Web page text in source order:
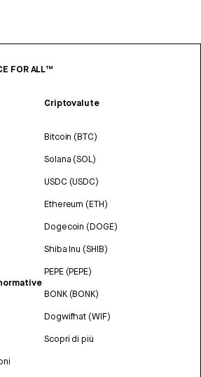
FOR ALL™
Criptovalute
Bitcoin (BTC)
Solana (SOL)
USDC (USDC)
Ethereum (ETH)
Dogecoin (DOGE)
Shiba Inu (SHIB)
PEPE (PEPE)
BONK (BONK)
Dogwifhat (WIF)
Scopri di più